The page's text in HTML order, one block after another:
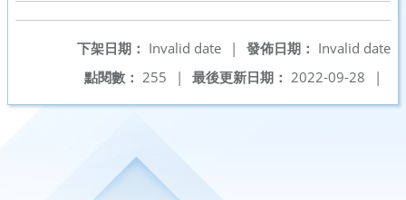
發佈日期： Invalid date
下架日期： Invalid date
|
最後更新日期： 2022-09-28 |
點閱數： 255 |